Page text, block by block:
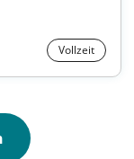
Vollzeit